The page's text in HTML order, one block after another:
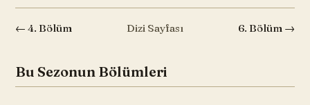
← 4. Bölüm Dizi Sayfası 6. Bölüm →
Bu Sezonun Bölümleri